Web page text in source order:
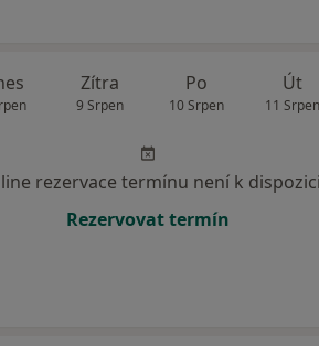
Zítra
9 Srpen
Po
10 Srpen
Út
11 Srpen
rezervace termínu není k dispozici
Rezervovat termín